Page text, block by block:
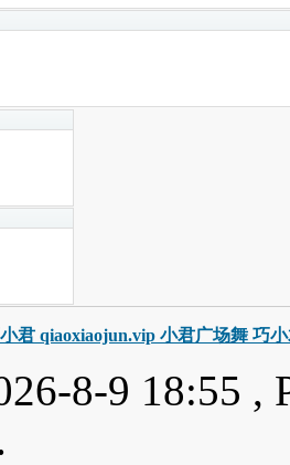
君 qiaoxiaojun.vip 小君广场舞 巧
8-9 18:55 ,